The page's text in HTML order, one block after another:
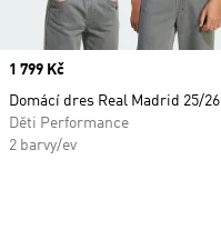
Price
1 799 Kč
Domácí dres Real Madrid 25/26
Děti Performance
2 barvy/ev